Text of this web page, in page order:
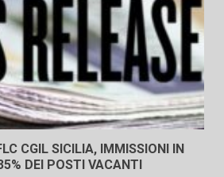
CGIL SICILIA, IMMISSIONI IN
DEI POSTI VACANTI